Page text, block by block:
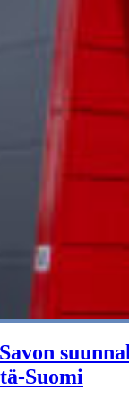
Suomi